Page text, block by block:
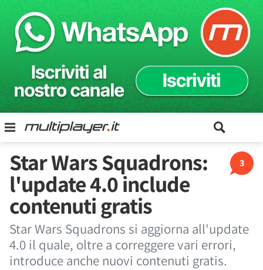
3
Star Wars Squadrons:
l'update 4.0 include
contenuti gratis
Star Wars Squadrons si aggiorna all'update
4.0 il quale, oltre a correggere vari errori,
introduce anche nuovi contenuti gratis.